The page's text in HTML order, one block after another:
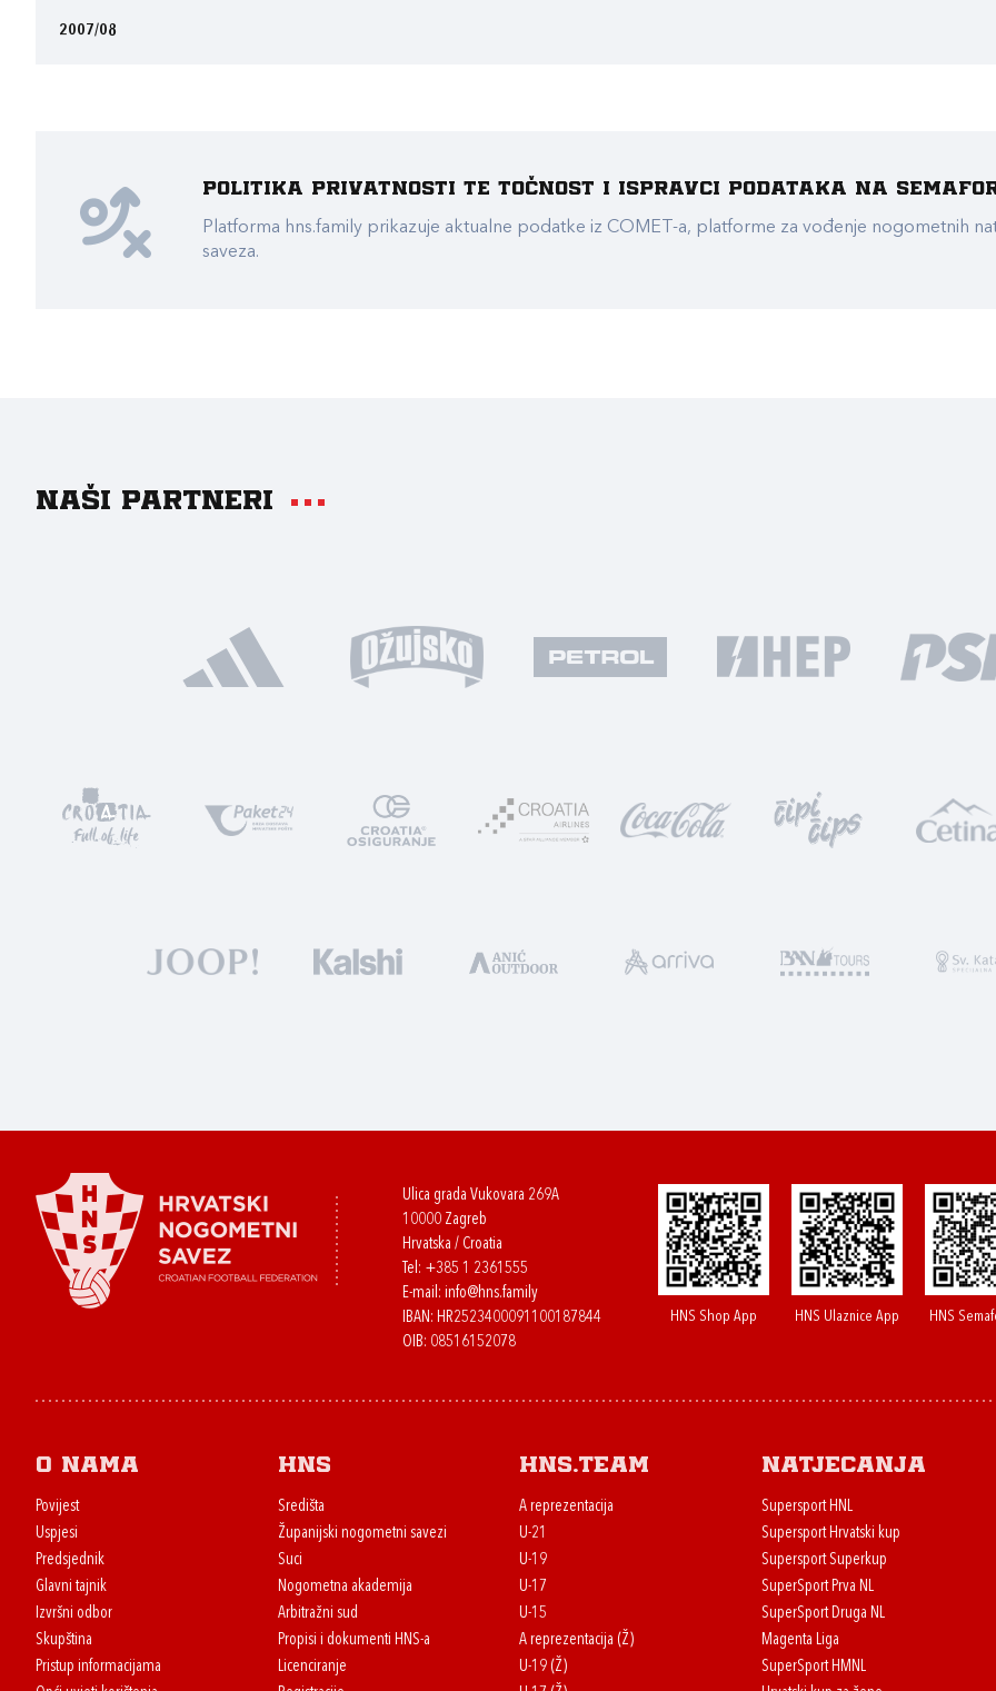
2007/08
Politika privatnosti te točnost i ispravci podataka na
Platforma hns.family prikazuje aktualne podatke iz COMET-a, platforme za vođenje nogometnih
saveza.
Naši partneri
Ulica grada Vukovara 269A
10000 Zagreb
Hrvatska / Croatia
Tel: +385 1 2361555
E-mail: info@hns.family
IBAN: HR2523400091100187844
OIB: 08516152078
HNS Shop App HNS Ulaznice App HNS
O nama
Povijest
Uspjesi
Predsjednik
Glavni tajnik
Izvršni odbor
Skupština
Pristup informacijama
HNS
Središta
Županijski nogometni savezi
Suci
Nogometna akademija
Arbitražni sud
Propisi i dokumenti HNS-a
Licenciranje
HNS.team
A reprezentacija
U-21
U-19
U-17
U-15
A reprezentacija (Ž)
U-19 (Ž)
Natjecanja
Supersport HNL
Supersport Hrvatski kup
Supersport Superkup
SuperSport Prva NL
SuperSport Druga NL
Magenta Liga
SuperSport HMNL